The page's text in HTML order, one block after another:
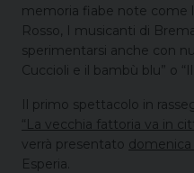
memoria fiabe note come
Rosso, I musicanti di
sperimentarsi anche con
Cuccioli e il bambù blu” o
Il primo spettacolo in
“La vecchia fattoria va in
verrà presentato
Esperia.